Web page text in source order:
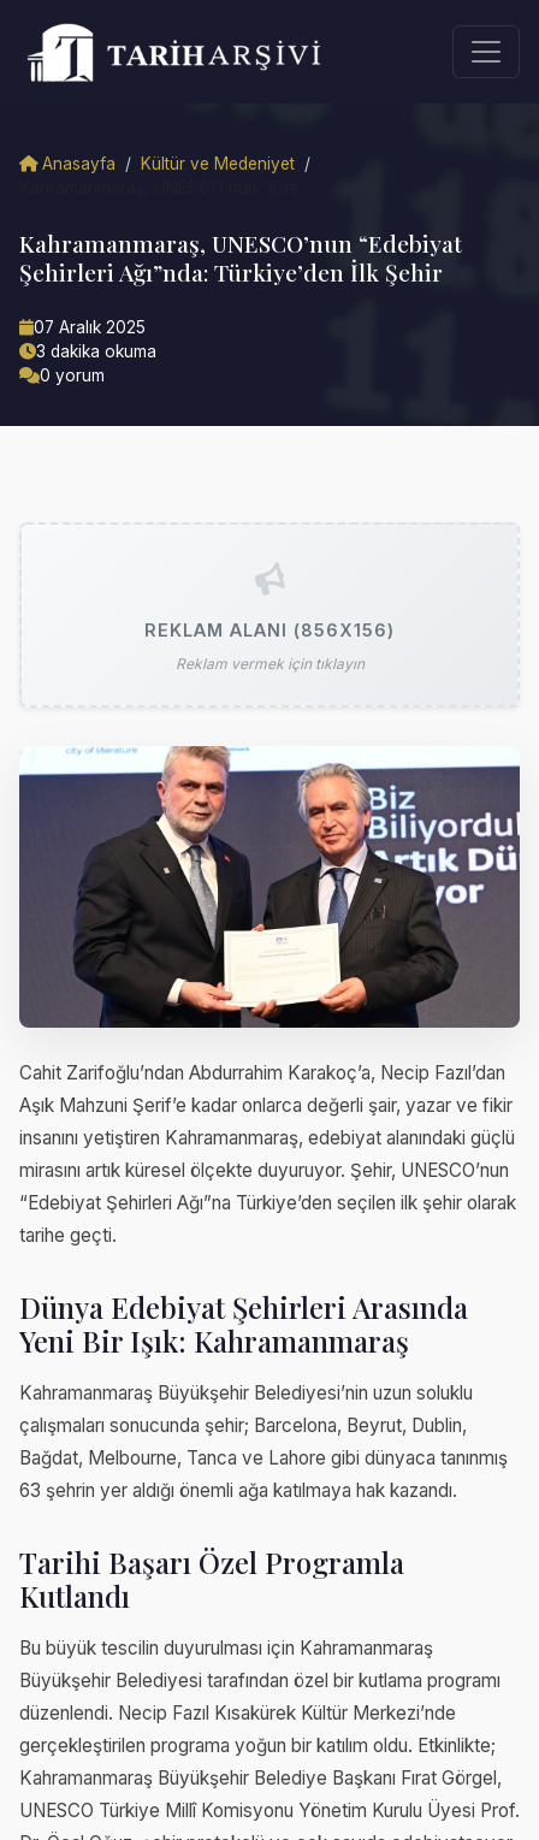
Anasayfa / Kültür ve Medeniyet /
Kahramanmaraş, UNESCO’nun “Edebiyat
Şehirleri Ağı”nda: Türkiye’den İlk Şehir
07 Aralık 2025
3 dakika okuma
0 yorum
REKLAM ALANI (856X156)
Reklam vermek için tıklayın
Cahit Zarifoğlu’ndan Abdurrahim Karakoç’a, Necip Fazıl’dan
Aşık Mahzuni Şerif’e kadar onlarca değerli şair, yazar ve fikir
insanını yetiştiren Kahramanmaraş, edebiyat alanındaki güçlü
mirasını artık küresel ölçekte duyuruyor. Şehir, UNESCO’nun
“Edebiyat Şehirleri Ağı”na Türkiye’den seçilen ilk şehir olarak
tarihe geçti.
Dünya Edebiyat Şehirleri Arasında
Yeni Bir Işık: Kahramanmaraş
Kahramanmaraş Büyükşehir Belediyesi’nin uzun soluklu
çalışmaları sonucunda şehir; Barcelona, Beyrut, Dublin,
Bağdat, Melbourne, Tanca ve Lahore gibi dünyaca tanınmış
63 şehrin yer aldığı önemli ağa katılmaya hak kazandı.
Tarihi Başarı Özel Programla
Kutlandı
Bu büyük tescilin duyurulması için Kahramanmaraş
Büyükşehir Belediyesi tarafından özel bir kutlama programı
düzenlendi. Necip Fazıl Kısakürek Kültür Merkezi’nde
gerçekleştirilen programa yoğun bir katılım oldu. Etkinlikte;
Kahramanmaraş Büyükşehir Belediye Başkanı Fırat Görgel,
UNESCO Türkiye Millî Komisyonu Yönetim Kurulu Üyesi Prof.